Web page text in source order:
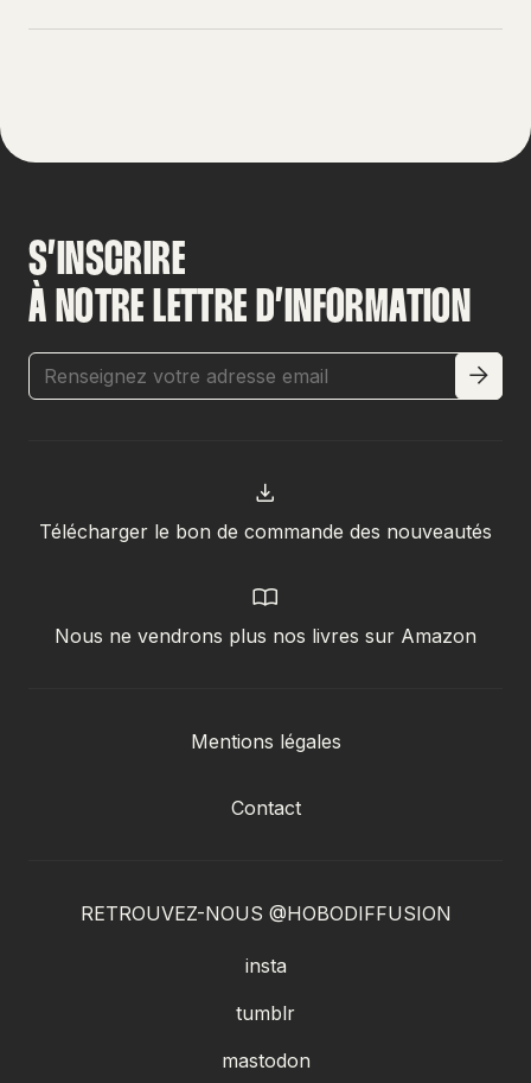
S’INSCRIRE
À NOTRE LETTRE D’INFORMATION
Télécharger le bon de commande des nouveautés
Nous ne vendrons plus nos livres sur Amazon
Mentions légales
Contact
RETROUVEZ-NOUS @HOBODIFFUSION
insta
tumblr
mastodon